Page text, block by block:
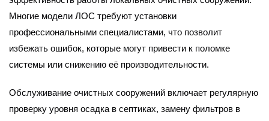
Многие модели ЛОС требуют установки
профессиональными специалистами, что позволит
избежать ошибок, которые могут привести к поломке
системы или снижению её производительности.
Обслуживание очистных сооружений включает регулярную
проверку уровня осадка в септиках, замену фильтров в